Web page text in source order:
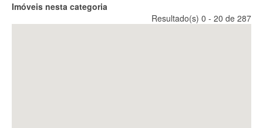
Imóveis nesta categoria
Resultado(s) 0 - 20 de 287